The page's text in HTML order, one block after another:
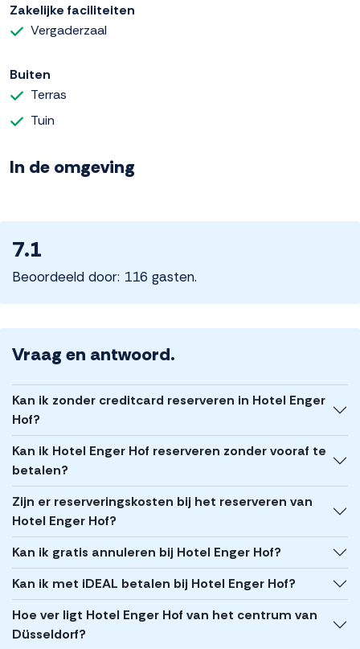
Zakelijke faciliteiten
Vergaderzaal
Buiten
Terras
Tuin
In de omgeving
7.1
Beoordeeld door: 116 gasten.
Vraag en antwoord.
Kan ik zonder creditcard reserveren in Hotel Enger
Hof?
Kan ik Hotel Enger Hof reserveren zonder vooraf te
betalen?
Zijn er reserveringskosten bij het reserveren van
Hotel Enger Hof?
Kan ik gratis annuleren bij Hotel Enger Hof?
Kan ik met iDEAL betalen bij Hotel Enger Hof?
Hoe ver ligt Hotel Enger Hof van het centrum van
Düsseldorf?